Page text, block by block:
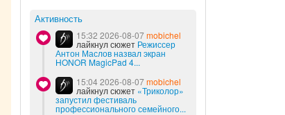
Активность
15:32 2026-08-07mobichel
лайкнул сюжет Режиссер
Антон Маслов назвал экран
HONOR MagicPad 4...
15:04 2026-08-07mobichel
лайкнул сюжет «Триколор»
запустил фестиваль
профессионального семейного...